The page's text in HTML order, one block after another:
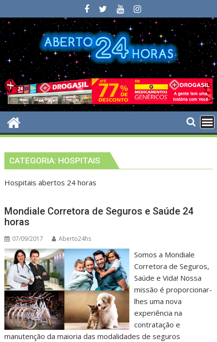
to
content
CATEGORIA: HOSPITAIS
Hospitais abertos 24 horas
Mondiale Corretora de Seguros e Saúde 24
horas
07/09/2017 Aberto24hs
Somos a Mondiale
Corretora de Seguros,
Saúde e Vida! Nossa
missão é proporcionar-
lhes uma nova
experiência na
contratação e
manutenção da maioria das modalidades de seguros